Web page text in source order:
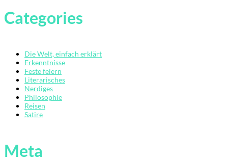
Categories
Die Welt, einfach erklärt
Erkenntnisse
Feste feiern
Literarisches
Nerdiges
Philosophie
Reisen
Satire
Meta